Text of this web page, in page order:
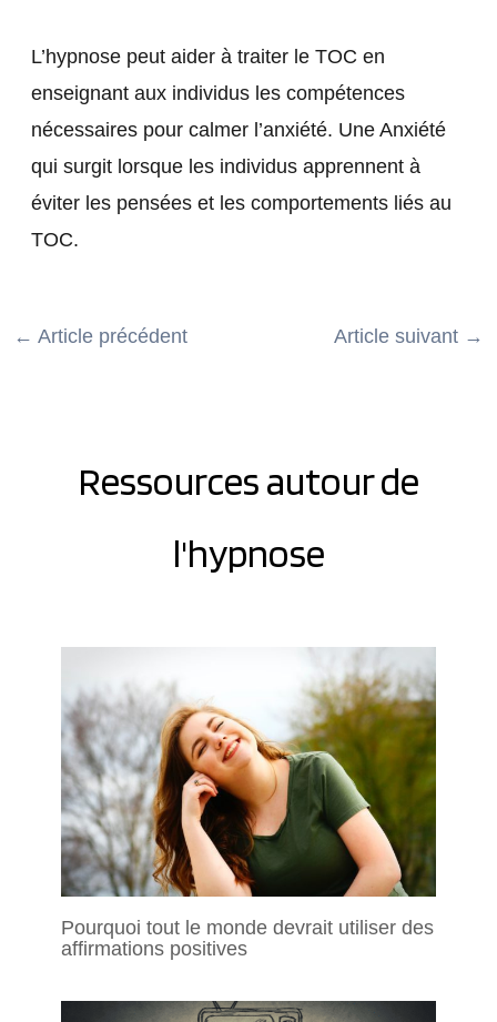
L’hypnose peut aider à traiter le TOC en
enseignant aux individus les compétences
nécessaires pour calmer l’anxiété. Une Anxiété
qui surgit lorsque les individus apprennent à
éviter les pensées et les comportements liés au
TOC.
← Article précédent Article suivant →
Ressources autour de
l'hypnose
Pourquoi tout le monde devrait utiliser des
affirmations positives